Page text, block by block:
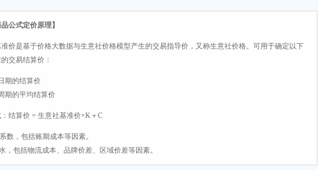
品公式定价原理】
价是基于价格大数据与生意社价格模型产生的交易指导价，又称生意社价格。可用于确定以下
交易结算价：
期的结算价
期的平均结算价
结算价 = 生意社基准价×K＋C
数，包括账期成本等因素。
，包括物流成本、品牌价差、区域价差等因素。